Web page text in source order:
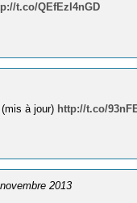
t.co/QEfEzI4nGD
à jour) http://t.co/
2013